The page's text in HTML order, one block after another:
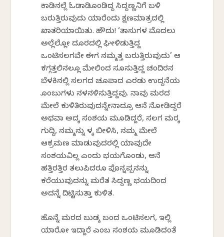
ಕಾಡಿನಲ್ಲೆ ಓಡಾಡಿಕೊಂಡಿದ್ದ ಸಿದ್ದಣ್ಣನಿಗೆ ಬಳಿ
ಬರುತ್ತಿರುವುದು ಯಾರೆಂದು ಕ್ಷಣಮಾತ್ರದಲ್ಲಿ
ಖಾತರಿಯಾಯಿತು. ಹೌದು! ‘ತಾಸುಗಳ ಮೊದಲು
ಅಲ್ಲೆಲ್ಲೋ ದೂರದಲ್ಲಿ ಘೀಳಿಡುತ್ತಿದ್ದ
ಒಂಟಿಸಲಗವೇ ಈಗ ನಮ್ಮತ್ತ ಬರುತ್ತಿರುವುದು’ ಆ
ಕಗ್ಗತ್ತಲಿನಲ್ಲೂ ಮೇಲಿಂದ ಸೂಸುತ್ತಿದ್ದ ಚಂದಿರನ
ಬೆಳಕಿನಲ್ಲಿ ಸಲಗದ ಚೂಪಾದ ಎರಡು ಉದ್ದನೆಯ
ಕೊಂಬುಗಳು ನಳನಳಿಸುತ್ತಿದ್ದವು. ನಾವು ಮರದ
ಮೇಲೆ ಕುಳಿತಿರುವುದನ್ನೇನಾದ್ರೂ ಆನೆ ನೋಡಿದ್ದರೆ
ಅಥವಾ ಅದಕ್ಕೆ ಸಂಶಯ ಮೂಡಿದ್ದರೆ, ಸಲಗ ಮರಕ್ಕೆ
ಗುದ್ದಿ, ನಮ್ಮನ್ನು ಕೆಳಕ್ಕೆ ಬೀಳಿಸಿ, ನಮ್ಮ ಮೇಲೆ
ಆಕ್ರಮಣ ಮಾಡುವುದರಲ್ಲಿ ಯಾವುದೇ
ಸಂಶಯವಿಲ್ಲ ಎಂದು ಭಯಗೊಂಡು, ಆನೆ
ಹತ್ತಿರತ್ತಿರ ತಲುಪಿದರೂ ಪೊನ್ನಪ್ಪನನ್ನು
ಕರೆಯುವುದನ್ನು ಮರೆತ ಸಿದ್ದಣ್ಣ ಭಯದಿಂದ
ಅದನ್ನೆ ದಿಟ್ಟಿಸುತ್ತಾ ಕುಳಿತ.
ಹೊನ್ನೆ ಮರದ ಬುಡಕ್ಕೆ ಬಂದ ಒಂಟಿಸಲಗ, ಇಲ್ಲಿ
ಯಾರೋ ಇದ್ದಾರೆ ಎಂಬ ಸಂಶಯ ಮೂಡಿದಂತೆ